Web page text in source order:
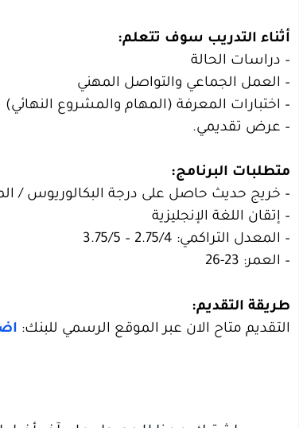
– دراسات الحالة
– العمل الجماعي والتواصل المهني
– اختبارات المعرفة (المهام والمشروع النهائي)
– عرض تقديمي.
– خريج حديث حاصل على درجة البكالوريوس /
– إتقان اللغة الإنجليزية
– المعدل التراكمي: 2.75/4 – 3.75/5
– العمر: 23-26
طريقة التقديم:
التقديم متاح الان عبر الموقع الرسمي للبنك: